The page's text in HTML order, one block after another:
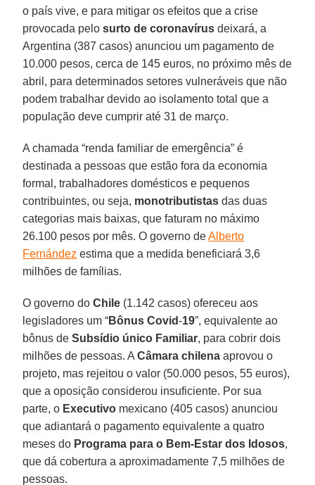
o país vive, e para mitigar os efeitos que a crise
provocada pelosurto de coronavírus deixará, a
Argentina (387 casos) anunciou um pagamento de
10.000 pesos, cerca de 145 euros, no próximo mês de
abril, para determinados setores vulneráveis que não
podem trabalhar devido ao isolamento total que a
população deve cumprir até 31 de março.
A chamada “renda familiar de emergência” é
destinada a pessoas que estão fora da economia
formal, trabalhadores domésticos e pequenos
contribuintes, ou seja, monotributistas das duas
categorias mais baixas, que faturam no máximo
26.100 pesos por mês. O governo deAlberto
Fernández estima que a medida beneficiará 3,6
milhões de famílias.
O governo doChile (1.142 casos) ofereceu aos
legisladores um “Bônus Covid-19”, equivalente ao
bônus deSubsídio único Familiar, para cobrir dois
milhões de pessoas. ACâmara chilena aprovou o
projeto, mas rejeitou o valor (50.000 pesos, 55 euros),
que a oposição considerou insuficiente. Por sua
parte, o Executivo mexicano (405 casos) anunciou
que adiantará o pagamento equivalente a quatro
meses do Programa para o Bem-Estar dos Idosos,
que dá cobertura a aproximadamente 7,5 milhões de
pessoas.